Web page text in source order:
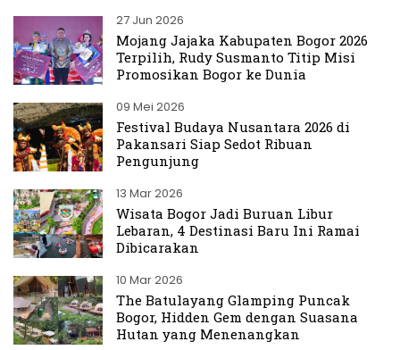
27 Jun 2026
Mojang Jajaka Kabupaten Bogor 2026
Terpilih, Rudy Susmanto Titip Misi
Promosikan Bogor ke Dunia
09 Mei 2026
Festival Budaya Nusantara 2026 di
Pakansari Siap Sedot Ribuan
Pengunjung
13 Mar 2026
Wisata Bogor Jadi Buruan Libur
Lebaran, 4 Destinasi Baru Ini Ramai
Dibicarakan
10 Mar 2026
The Batulayang Glamping Puncak
Bogor, Hidden Gem dengan Suasana
Hutan yang Menenangkan